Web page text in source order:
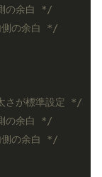
の余白 */
側の余白 */
さが標準設定 */
の余白 */
側の余白 */